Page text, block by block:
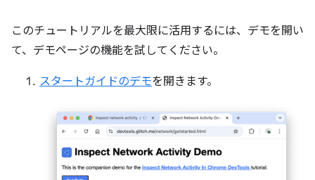
このチュートリアルを最大限に活用するには、デモを開い
て、デモページの機能を試してください。
スタートガイドのデモを開きます。